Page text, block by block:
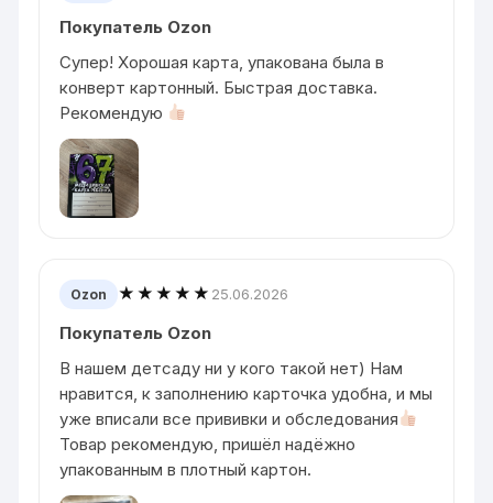
Покупатель Ozon
Супер! Хорошая карта, упакована была в
конверт картонный. Быстрая доставка.
Рекомендую
Ozon ★★★★★ 25.06.2026
Покупатель Ozon
В нашем детсаду ни у кого такой нет) Нам
нравится, к заполнению карточка удобна, и мы
уже вписали все прививки и обследования
Товар рекомендую, пришëл надëжно
упакованным в плотный картон.